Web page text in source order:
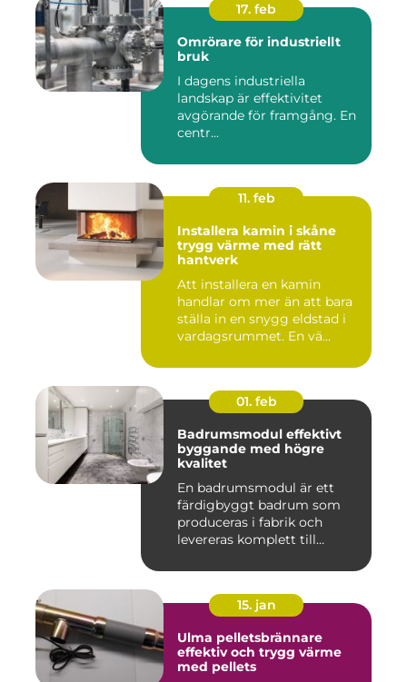
17. feb
Omrörare för industriellt
bruk
I dagens industriella
landskap är effektivitet
avgörande för framgång. En
centr...
11. feb
Installera kamin i skåne
trygg värme med rätt
hantverk
Att installera en kamin
handlar om mer än att bara
ställa in en snygg eldstad i
vardagsrummet. En vä...
01. feb
Badrumsmodul effektivt
byggande med högre
kvalitet
En badrumsmodul är ett
färdigbyggt badrum som
produceras i fabrik och
levereras komplett till
15. jan
Ulma pelletsbrännare
effektiv och trygg värme
med pellets